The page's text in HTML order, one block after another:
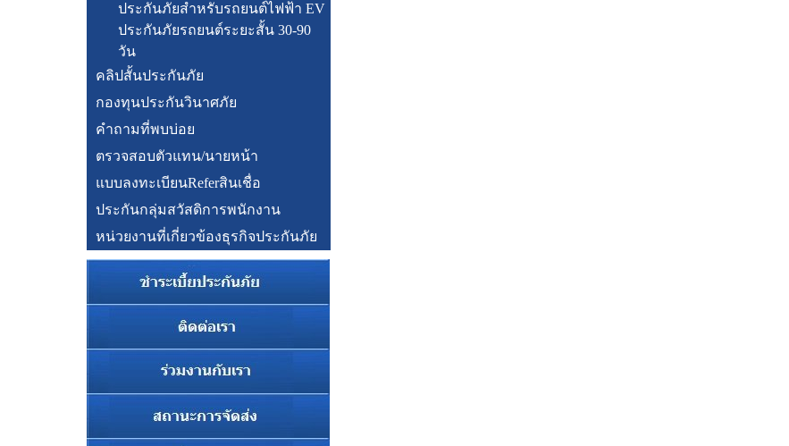
ประกันภัยสำหรับรถยนต์ไฟฟ้า EV
ประกันภัยรถยนต์ระยะสั้น 30-90
วัน
คลิปสั้นประกันภัย
กองทุนประกันวินาศภัย
คำถามที่พบบ่อย
ตรวจสอบตัวแทน/นายหน้า
แบบลงทะเบียนReferสินเชื่อ
ประกันกลุ่มสวัสดิการพนักงาน
หน่วยงานที่เกี่ยวข้องธุรกิจประกันภัย